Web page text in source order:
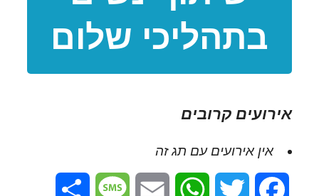
בתהליכי שלום
אירועים קרובים
אין אירועים עם תג זה
Facebook
Twitter
WhatsApp
Email
Message